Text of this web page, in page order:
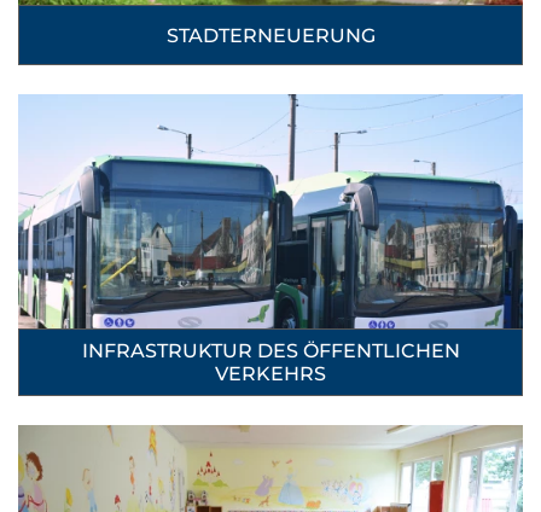
STADTERNEUERUNG
INFRASTRUKTUR DES ÖFFENTLICHEN
VERKEHRS